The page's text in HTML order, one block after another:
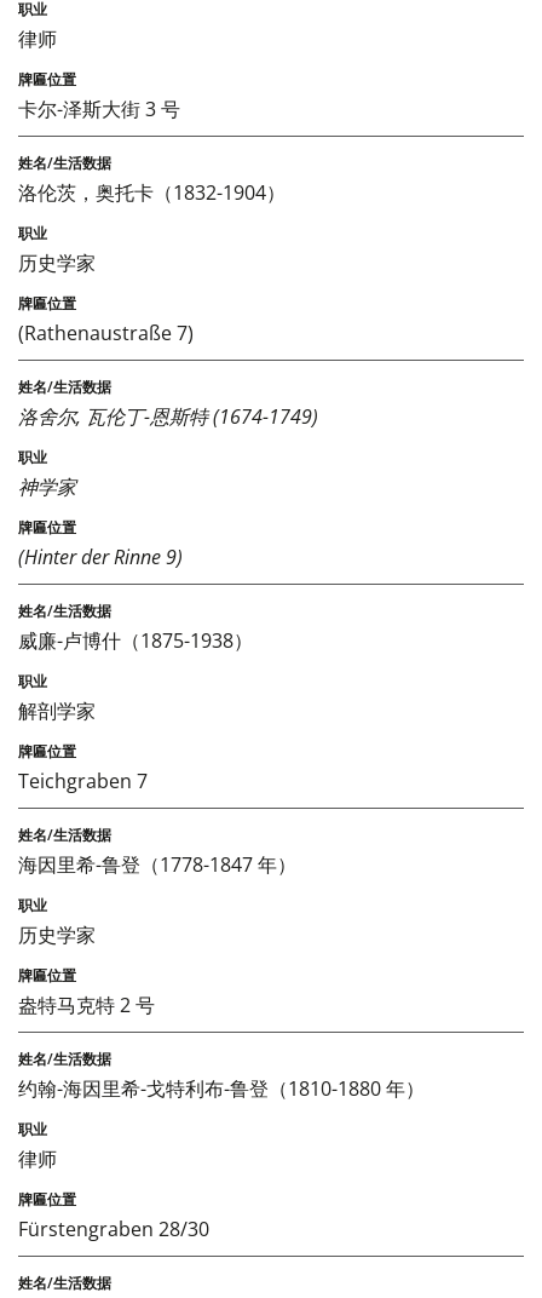
律师
卡尔-泽斯大街 3 号
洛伦茨，奥托卡（1832-1904）
历史学家
(Rathenaustraße 7)
洛舍尔, 瓦伦丁-恩斯特 (1674-1749)
神学家
(Hinter der Rinne 9)
威廉-卢博什（1875-1938）
解剖学家
Teichgraben 7
海因里希-鲁登（1778-1847 年）
历史学家
盎特马克特 2 号
约翰-海因里希-戈特利布-鲁登（1810-1880 年）
律师
Fürstengraben 28/30